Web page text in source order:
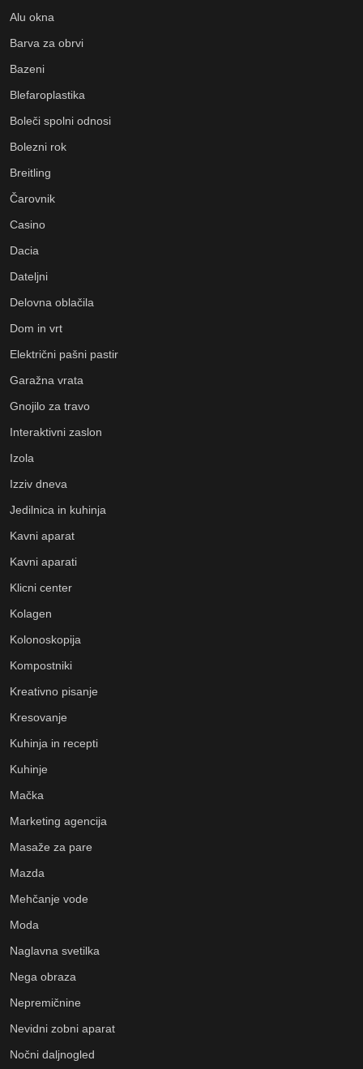
Alu okna
Barva za obrvi
Bazeni
Blefaroplastika
Boleči spolni odnosi
Bolezni rok
Breitling
Čarovnik
Casino
Dacia
Dateljni
Delovna oblačila
Dom in vrt
Električni pašni pastir
Garažna vrata
Gnojilo za travo
Interaktivni zaslon
Izola
Izziv dneva
Jedilnica in kuhinja
Kavni aparat
Kavni aparati
Klicni center
Kolagen
Kolonoskopija
Kompostniki
Kreativno pisanje
Kresovanje
Kuhinja in recepti
Kuhinje
Mačka
Marketing agencija
Masaže za pare
Mazda
Mehčanje vode
Moda
Naglavna svetilka
Nega obraza
Nepremičnine
Nevidni zobni aparat
Nočni daljnogled